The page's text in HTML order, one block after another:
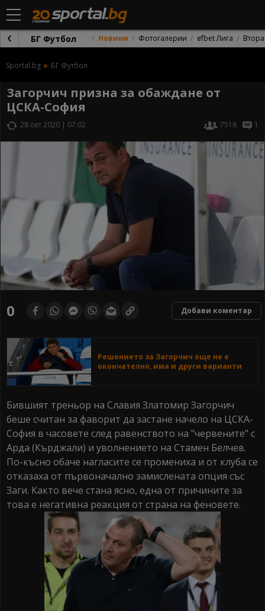
БГ Футбол Новини Фотогалерии efbet Лига
Sportal.bg БГ Футбол
Загорчич призна за обаждане от
ЦСКА-София
28 окт 2020 | 07:02 7518 1
0 Добави коментар
Решението за Загорчич още не е
окончателно, има и други варианти
Бившият треньор на Славия Златомир Загорчич
беше считан за фаворит да застане начело на ЦСКА-
София в часовете след равенството на "червените" с
Арда (Кърджали) и уволнението на Стамен Белчев.
По-късно обаче нагласите се промениха и от клуба се
отказаха от първоначално замислената опция със
Заги. Както вече стана ясно, една от причините за
това е негативна реакция от страна на феновете.